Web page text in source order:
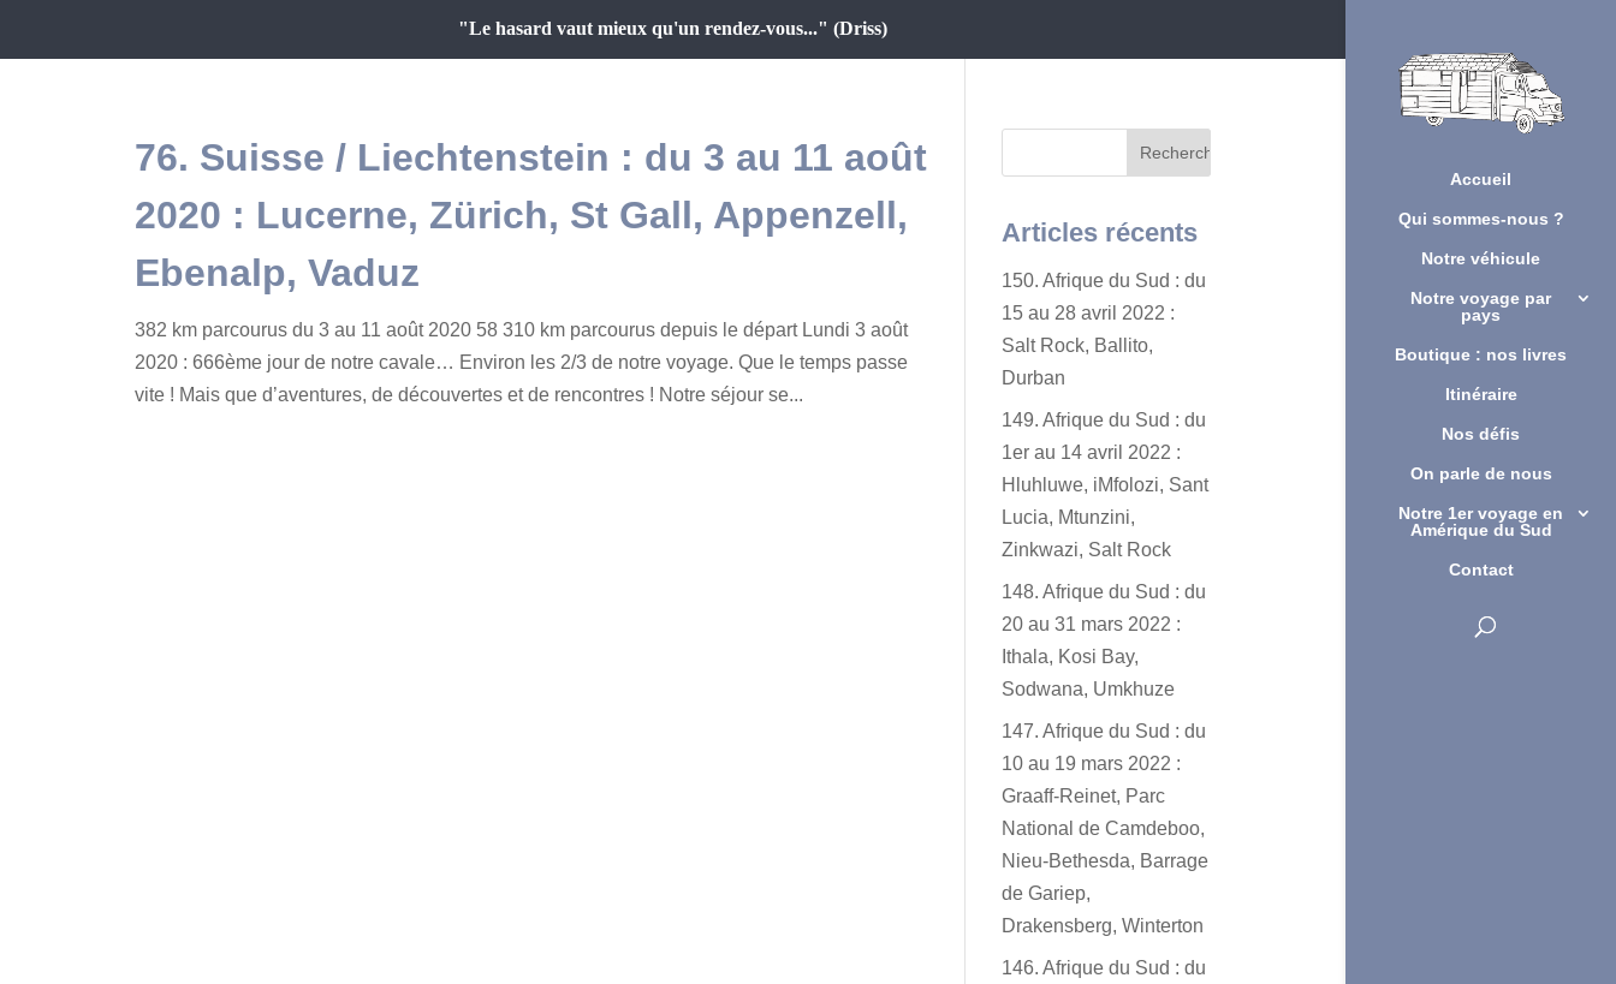
"Le hasard vaut mieux qu'un rendez-vous..." (Driss)
Accueil
Qui sommes-nous ?
Notre véhicule
Notre voyage par
pays
Boutique : nos livres
Itinéraire
Nos défis
On parle de nous
Notre 1er voyage en
Amérique du Sud
Contact
76. Suisse / Liechtenstein : du 3 au 11 août
2020 : Lucerne, Zürich, St Gall, Appenzell,
Ebenalp, Vaduz
382 km parcourus du 3 au 11 août 2020 58 310 km parcourus depuis le départ Lundi 3 août
2020 : 666ème jour de notre cavale… Environ les 2/3 de notre voyage. Que le temps passe
vite ! Mais que d’aventures, de découvertes et de rencontres ! Notre séjour se...
Articles récents
150. Afrique du Sud : du
15 au 28 avril 2022 :
Salt Rock, Ballito,
Durban
149. Afrique du Sud : du
1er au 14 avril 2022 :
Hluhluwe, iMfolozi, Sant
Lucia, Mtunzini,
Zinkwazi, Salt Rock
148. Afrique du Sud : du
20 au 31 mars 2022 :
Ithala, Kosi Bay,
Sodwana, Umkhuze
147. Afrique du Sud : du
10 au 19 mars 2022 :
Graaff-Reinet, Parc
National de Camdeboo,
Nieu-Bethesda, Barrage
de Gariep,
Drakensberg, Winterton
146. Afrique du Sud : du